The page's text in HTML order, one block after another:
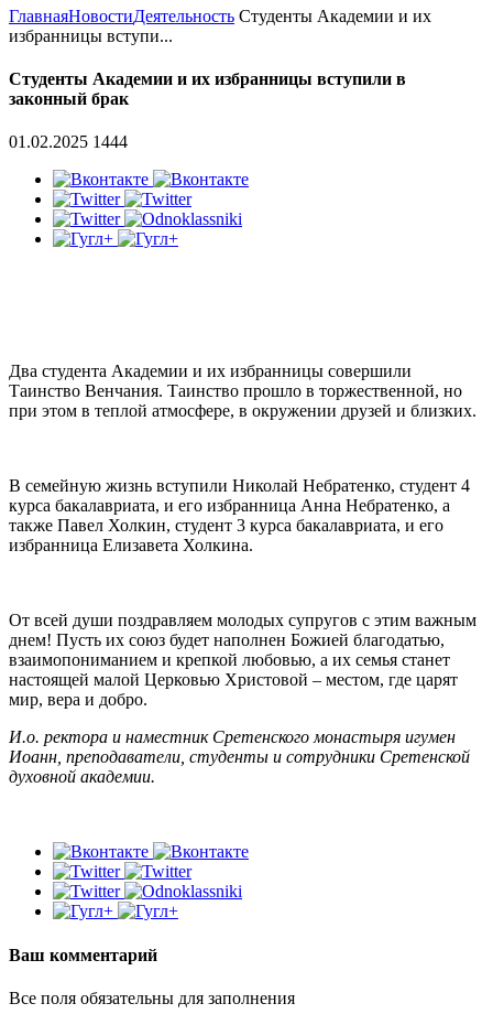
ГлавнаяНовостиДеятельность Студенты Академии и их
избранницы вступи...
Студенты Академии и их избранницы вступили в
законный брак
01.02.2025 1444
Два студента Академии и их избранницы совершили
Таинство Венчания. Таинство прошло в торжественной, но
при этом в теплой атмосфере, в окружении друзей и близких.
В семейную жизнь вступили Николай Небратенко, студент 4
курса бакалавриата, и его избранница Анна Небратенко, а
также Павел Холкин, студент 3 курса бакалавриата, и его
избранница Елизавета Холкина.
От всей души поздравляем молодых супругов с этим важным
днем! Пусть их союз будет наполнен Божией благодатью,
взаимопониманием и крепкой любовью, а их семья станет
настоящей малой Церковью Христовой – местом, где царят
мир, вера и добро.
И.о. ректора и наместник Сретенского монастыря игумен
Иоанн, преподаватели, студенты и сотрудники Сретенской
духовной академии.
Ваш комментарий
Все поля обязательны для заполнения